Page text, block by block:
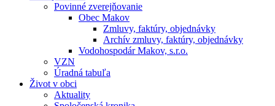
Povinné zverejňovanie
Obec Makov
Zmluvy, faktúry, objednávky
Archív zmluvy, faktúry, objednávky
Vodohospodár Makov, s.r.o.
VZN
Úradná tabuľa
Život v obci
Aktuality